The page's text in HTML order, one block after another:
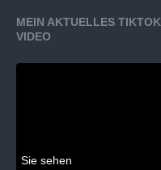
MEIN AKTUELLES TIKTOK
VIDEO
Sie sehen